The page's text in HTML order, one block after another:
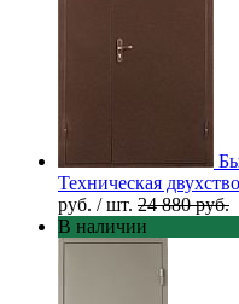
Техническая
руб. / шт. 24 880 руб.
В наличии